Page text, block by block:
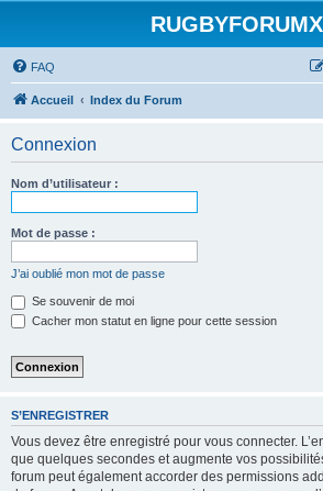
FAQ
Accueil Index du Forum
Connexion
Nom d’utilisateur :
Mot de passe :
J’ai oublié mon mot de passe
Se souvenir de moi
Cacher mon statut en ligne pour cette session
S’ENREGISTRER
Vous devez être enregistré pour vous connecter.
que quelques secondes et augmente vos
forum peut également accorder des permissions